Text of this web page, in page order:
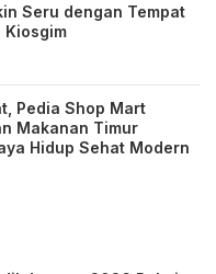
Seru dengan Tempat
Kiosgim
Pedia Shop Mart
Makanan Timur
Hidup Sehat Modern